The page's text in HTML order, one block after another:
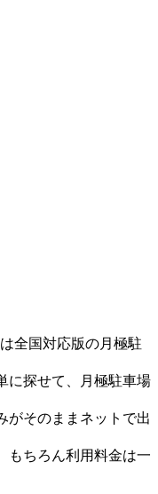
全国対応版の月極駐
に探せて、月極駐車場
がそのままネットで出
もちろん利用料金は一